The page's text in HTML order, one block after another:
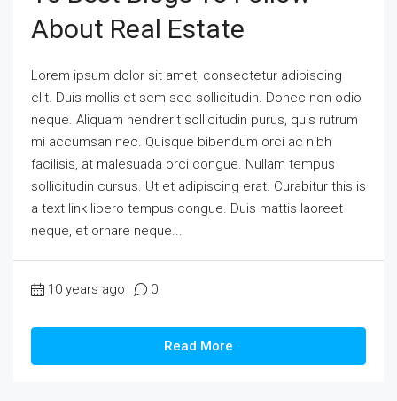
About Real Estate
Lorem ipsum dolor sit amet, consectetur adipiscing
elit. Duis mollis et sem sed sollicitudin. Donec non odio
neque. Aliquam hendrerit sollicitudin purus, quis rutrum
mi accumsan nec. Quisque bibendum orci ac nibh
facilisis, at malesuada orci congue. Nullam tempus
sollicitudin cursus. Ut et adipiscing erat. Curabitur this is
a text link libero tempus congue. Duis mattis laoreet
neque, et ornare neque...
10 years ago 0
Read More